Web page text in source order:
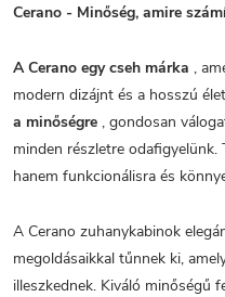
Cerano - Minőség, amire
A Cerano egy cseh márka ,
modern dizájnt és a hosszú
a minőségre , gondosan
minden részletre
hanem funkcionálisra és
A Cerano zuhanykabinok
megoldásaikkal tűnnek ki,
illeszkednek. Kiváló minőségű